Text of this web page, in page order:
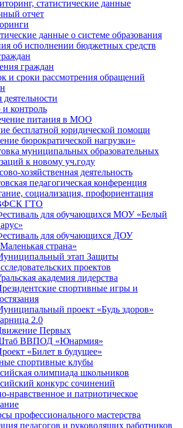
статистические данные
отчет
данные о системе образования
об исполнении бюджетных средств
граждан
и сроки рассмотрения обращений
и контроль
питания в МОО
бесплатной юридической помощи
бюрократической нагрузки»
муниципальных образовательных
к новому уч.году
хозяйственная деятельность
педагогическая конференция
социализация, профориентация
ГТО
для обучающихся МОУ «Белый
для обучающихся ДОУ
страна»
этап Защиты
проектов
академия лидерства
спортивные игры и
проект «Будь здоров»
2.0
Первых
ВВПОД «Юнармия»
«Билет в будущее»
спортивные клубы
олимпиада школьников
конкурс сочинений
нравственное и патриотическое
профессионального мастерства
педагогов и руководящих работников